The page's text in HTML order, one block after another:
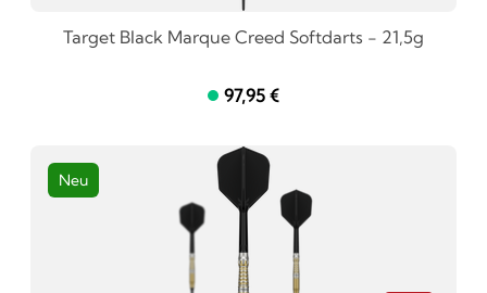
Target Black Marque Creed Softdarts - 21,5g
97,95 €
Neu